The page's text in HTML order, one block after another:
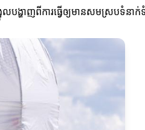
ង្ហាញពីការធ្វើឲ្យមានសមស្របទំនាក់